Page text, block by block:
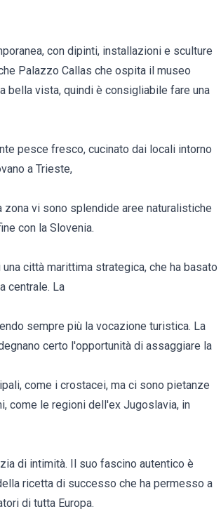
con dipinti, installazioni e sculture
Palazzo Callas che ospita il museo
bella vista, quindi è consigliabile fare una
pesce fresco, cucinato dai locali intorno
a Trieste,
vi sono splendide aree naturalistiche
con la Slovenia.
città marittima strategica, che ha basato
centrale. La
sempre più la vocazione turistica. La
certo l'opportunità di assaggiare la
come i crostacei, ma ci sono pietanze
come le regioni dell'ex Jugoslavia, in
di intimità. Il suo fascino autentico è
ricetta di successo che ha permesso a
di tutta Europa.